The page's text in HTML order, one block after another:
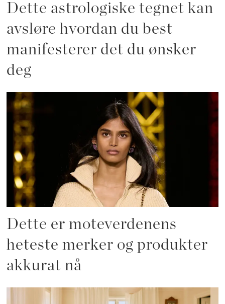
Dette astrologiske tegnet kan
avsløre hvordan du best
manifesterer det du ønsker
deg
Dette er moteverdenens
heteste merker og produkter
akkurat nå